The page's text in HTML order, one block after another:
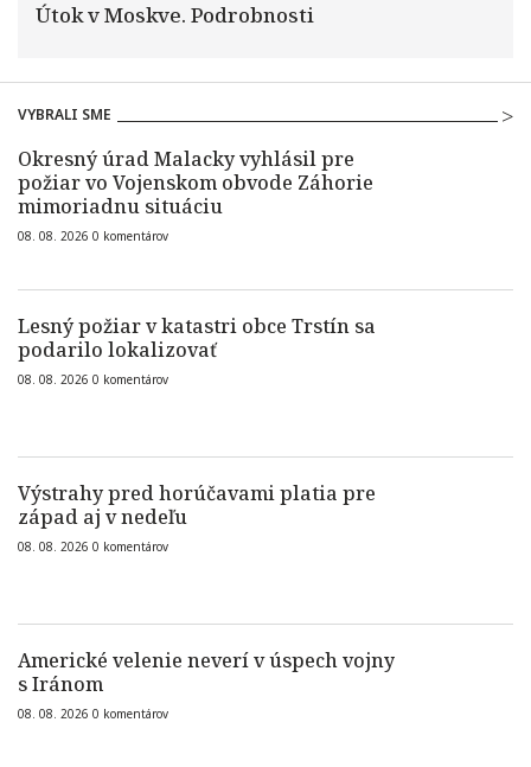
Útok v Moskve. Podrobnosti
VYBRALI SME
Okresný úrad Malacky vyhlásil pre
požiar vo Vojenskom obvode Záhorie
mimoriadnu situáciu
08. 08. 2026 0 komentárov
Lesný požiar v katastri obce Trstín sa
podarilo lokalizovať
08. 08. 2026 0 komentárov
Výstrahy pred horúčavami platia pre
západ aj v nedeľu
08. 08. 2026 0 komentárov
Americké velenie neverí v úspech vojny
s Iránom
08. 08. 2026 0 komentárov